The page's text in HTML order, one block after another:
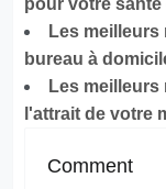
Les
bureau à
Les
l'attrait de votre
Comment